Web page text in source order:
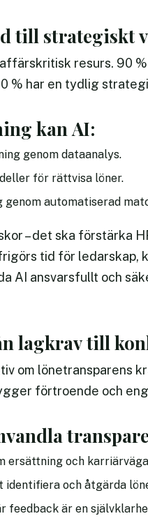
till strategiskt
resurs. 90
% har en tydlig
kan AI:
genom dataanalys.
för rättvisa löner.
automatiserad
– det ska förstärka
tid för ledarskap,
AI ansvarsfullt och
lagkrav till
om lönetransparens
förtroende och
ersättning och
identifiera och åtgärda
feedback är en